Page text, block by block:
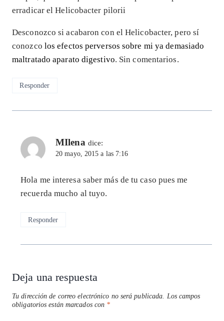
erradicar el Helicobacter pilorii
Desconozco si acabaron con el Helicobacter, pero sí
conozco los efectos perversos sobre mi ya demasiado
maltratado aparato digestivo. Sin comentarios.
Responder
MIlena dice:
20 mayo, 2015 a las 7:16
Hola me interesa saber más de tu caso pues me
recuerda mucho al tuyo.
Responder
Deja una respuesta
Tu dirección de correo electrónico no será publicada.
Los campos
obligatorios están marcados con *